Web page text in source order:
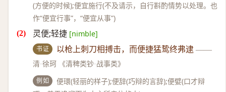
(方便的时候);便宜施行(不及请示，自行斟酌情势以处理。也
作“便宜行事”，“便宜从事”)
灵便;轻捷 [nimble]
书证 以枪上刺刀相搏击，而便捷猛鸷终弗逮 ——
清·徐珂 《清稗类钞·战事类》
例如
便環(轻丽的样子);便辞(巧辩的言辞);便嬖(口才辩